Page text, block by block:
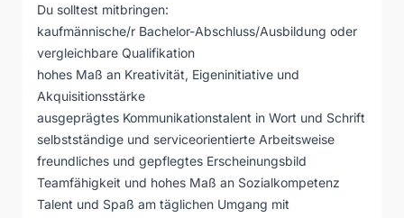
Du solltest mitbringen:
kaufmännische/r Bachelor-Abschluss/Ausbildung oder
vergleichbare Qualifikation
hohes Maß an Kreativität, Eigeninitiative und
Akquisitionsstärke
ausgeprägtes Kommunikationstalent in Wort und Schrift
selbstständige und serviceorientierte Arbeitsweise
freundliches und gepflegtes Erscheinungsbild
Teamfähigkeit und hohes Maß an Sozialkompetenz
Talent und Spaß am täglichen Umgang mit